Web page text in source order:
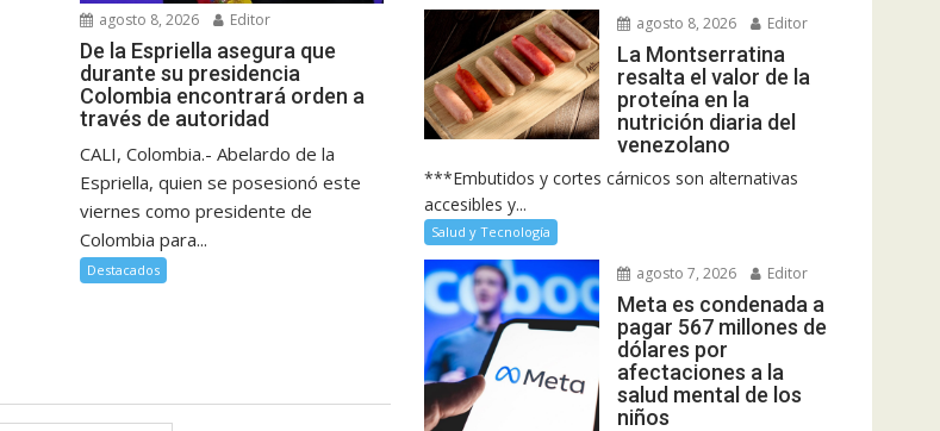
agosto 8, 2026 Editor
De la Espriella asegura que
durante su presidencia
Colombia encontrará orden a
través de autoridad
CALI, Colombia.- Abelardo de la
Espriella, quien se posesionó este
viernes como presidente de
Colombia para...
Destacados
agosto 8, 2026 Editor
La Montserratina
resalta el valor de la
proteína en la
nutrición diaria del
venezolano
***Embutidos y cortes cárnicos son alternativas
accesibles y...
Salud y Tecnología
agosto 7, 2026 Editor
Meta es condenada a
pagar 567 millones de
dólares por
afectaciones a la
salud mental de los
niños